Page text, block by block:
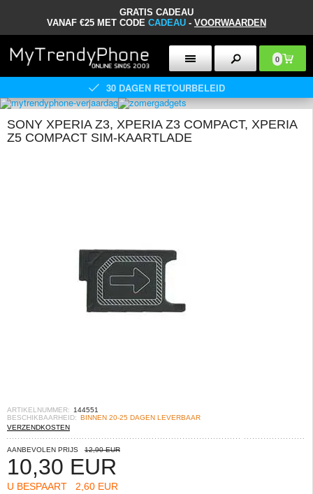
GRATIS CADEAU
VANAF €25 MET CODE CADEAU - VOORWAARDEN
0
30 DAGEN RETOURBELEID
SONY XPERIA Z3, XPERIA Z3 COMPACT, XPERIA
Z5 COMPACT SIM-KAARTLADE
ARTIKELNUMMER:
144551
BESCHIKBAARHEID: BINNEN 20-25 DAGEN LEVERBAAR
VERZENDKOSTEN
AANBEVOLEN PRIJS 12,90 EUR
10,30 EUR
U BESPAART 2,60 EUR